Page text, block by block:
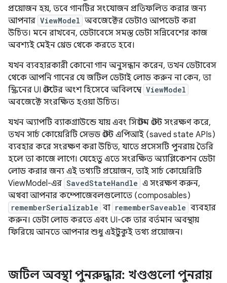
প্রয়োজন হয়, তবে গানটির সংযোজন প্রতিফলিত করার জন্য
আপনার ViewModel অবজেক্টের ডেটাও আপডেট করা
উচিত। মনে রাখবেন, ডেটাবেসে সমস্ত ডেটা সন্নিবেশের কাজ
অবশ্যই মেইন থ্রেড থেকে করতে হবে।
যখন ব্যবহারকারী কোনো গান অনুসন্ধান করেন, তখন ডেটাবেস
থেকে আপনি গানের যে জটিল ডেটাই লোড করুন না কেন, তা
স্ক্রিনের UI স্টেটের অংশ হিসেবে অবিলম্বে ViewModel
অবজেক্টে সংরক্ষিত হওয়া উচিত।
যখন অ্যাপটি ব্যাকগ্রাউন্ডে যায় এবং সিস্টেম স্টেট সংরক্ষণ করে,
তখন সার্চ কোয়েরিটি সেভড স্টেট এপিআই (saved state APIs)
ব্যবহার করে সংরক্ষণ করা উচিত, যাতে প্রসেসটি পুনরায় তৈরি
হলে তা কাজে লাগে। যেহেতু এতে সংরক্ষিত অ্যাপ্লিকেশন ডেটা
লোড করার জন্য এই তথ্যটি প্রয়োজন, তাই সার্চ কোয়েরিটি
ViewModel-এর SavedStateHandle এ সংরক্ষণ করুন,
অথবা আপনার কম্পোজেবলগুলোতে (composables)
rememberSerializable বা rememberSaveable ব্যবহার
করুন। ডেটা লোড করতে এবং UI-কে তার বর্তমান অবস্থায়
ফিরিয়ে আনতে আপনার শুধু এইটুকুই তথ্য প্রয়োজন।
জটিল অবস্থা পুনরুদ্ধার: খণ্ডগুলো পুনরায়